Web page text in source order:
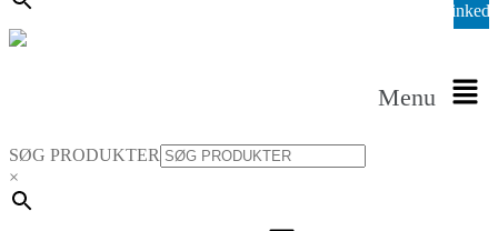
Menu
SØG PRODUKTER
×